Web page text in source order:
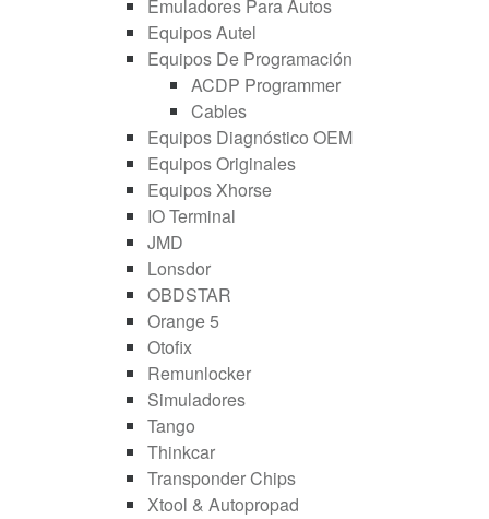
Emuladores Para Autos
Equipos Autel
Equipos De Programación
ACDP Programmer
Cables
Equipos Diagnóstico OEM
Equipos Originales
Equipos Xhorse
IO Terminal
JMD
Lonsdor
OBDSTAR
Orange 5
Otofix
Remunlocker
Simuladores
Tango
Thinkcar
Transponder Chips
Xtool & Autopropad